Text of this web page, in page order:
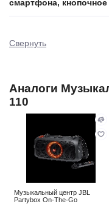
смартфона, кнопочное
Свернуть
Аналоги
110
Музыкальный центр JBL
Partybox On-The-Go